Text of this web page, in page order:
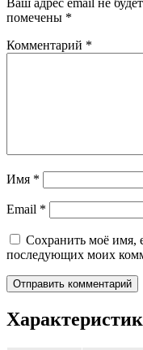
Ваш адрес email не
помечены *
Комментарий *
Имя *
Email *
Сохранить моё имя,
последующих моих